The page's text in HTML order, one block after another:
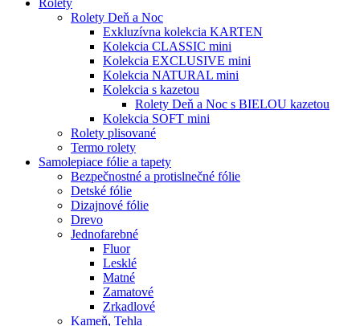
Rolety
Rolety Deň a Noc
Exkluzívna kolekcia KARTEN
Kolekcia CLASSIC mini
Kolekcia EXCLUSIVE mini
Kolekcia NATURAL mini
Kolekcia s kazetou
Rolety Deň a Noc s BIELOU kazetou
Kolekcia SOFT mini
Rolety plisované
Termo rolety
Samolepiace fólie a tapety
Bezpečnostné a protislnečné fólie
Detské fólie
Dizajnové fólie
Drevo
Jednofarebné
Fluor
Lesklé
Matné
Zamatové
Zrkadlové
Kameň, Tehla